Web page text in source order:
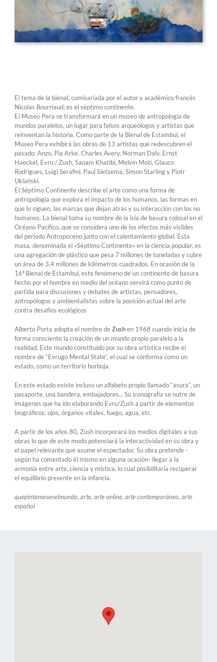
El tema de la bienal, comisariada por el autor y académico francés
Nicolas Bourriaud; es el séptimo continente.
El Museo Pera se transformará en un museo de antropología de
mundos paralelos, un lugar para falsos arqueólogos y artistas que
reinventan la historia. Como parte de la Bienal de Estambul, el
Museo Pera exhibirá las obras de 13 artistas que redescubren el
pasado: Anzo, Pia Arke, Charles Avery, Norman Daly, Ernst
Haeckel, Evru / Zush, Sanam Khatibi, Melvin Moti, Glauco
Rodrigues, Luigi Serafini, Paul Sietsema, Simon Starling y Piotr
Uklański.
El Séptimo Continente describe el arte como una forma de
antropología que explora el impacto de los humanos, las formas en
que lo siguen, las marcas que dejan atrás y su interacción con los no
humanos. La bienal toma su nombre de la isla de basura colosal en el
Océano Pacífico, que se considera uno de los efectos más visibles
del período Antropoceno junto con el calentamiento global. Esta
masa, denominada el «Séptimo Continente» en la ciencia popular, es
una agregación de plástico que pesa 7 millones de toneladas y cubre
un área de 3,4 millones de kilómetros cuadrados. En ocasión de la
16ª Bienal de Estambul, este fenómeno de un continente de basura
hecho por el hombre en medio del océano servirá como punto de
partida para discusiones y debates de artistas, pensadores,
antropólogos y ambientalistas sobre la posición actual del arte
contra desafíos ecológicos
Alberto Porta adopta el nombre deZushen 1968 cuando inicia de
forma consciente la creación de un mundo propio paralelo a la
realidad. Este mundo constituido por su obra artística recibe el
nombre de “Evrugo Mental State”, el cual se conforma como un
estado, como un territorio burbuja.
En este estado existe incluso un alfabeto propio llamado “asura”, un
pasaporte, una bandera, embajadores… Su iconografía se nutre de
imágenes que ha ido elaborando Evru/Zush a partir de elementos
biográficos: ojos, órganos vitales, fuego, agua, etc.
A partir de los años 80, Zush incorporará los medios digitales a sus
obras lo que de este modo potenciará la interactividad en su obra y
el papel relevante que asume el espectador. Su obra pretende -
según ha comentado él mismo en alguna ocasión- llegar a la
armonía entre arte, ciencia y mística, lo cual posibilitaría recuperar
el equilibrio presente en la infancia.
quepintamosenelmundo, arte, arte online, arte contemporáneo, arte
español